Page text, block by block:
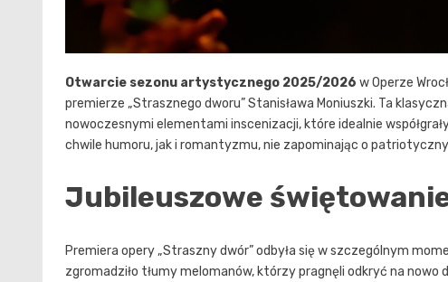
Otwarcie sezonu artystycznego 2025/2026 w Operze
premierze „Strasznego dworu” Stanisława Moniuszki. Ta
nowoczesnymi elementami inscenizacji, które idealnie
chwile humoru, jak i romantyzmu, nie zapominając o
Jubileuszowe
Premiera opery „Straszny dwór” odbyła się w szczególnym
zgromadziło tłumy melomanów, którzy pragnęli odkryć na nowo